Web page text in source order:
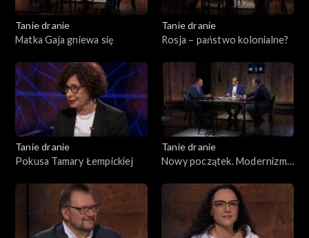
Tanie dranie
Matka Gaja gniewa się
Tanie dranie
Rosja – państwo kolonialne?
Tanie dranie
Pokusa Tamary Łempickiej
Tanie dranie
Nowy początek. Modernizm